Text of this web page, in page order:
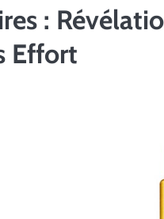
:
Effort